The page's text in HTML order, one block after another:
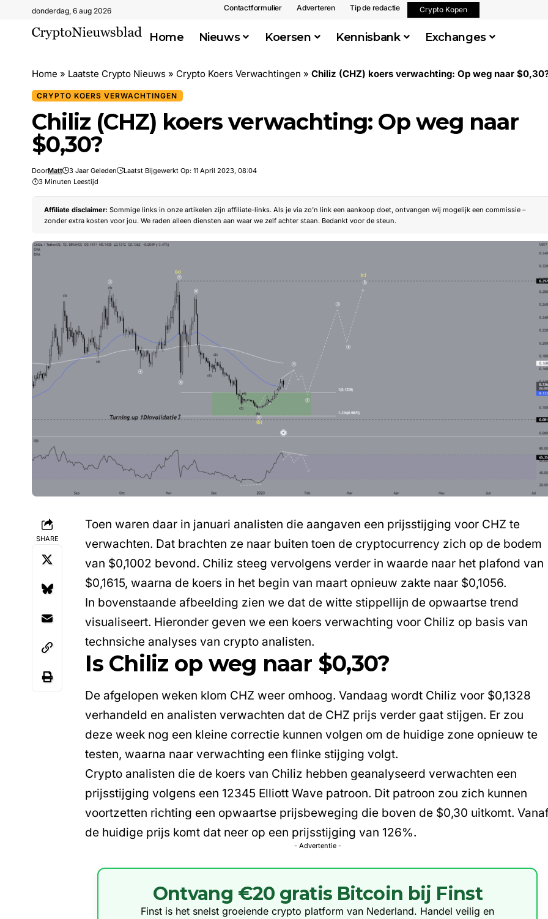
donderdag, 6 aug 2026 Contactformulier Adverteren Tip de redactie Crypto Kopen
Home Nieuws Koersen Kennisbank Exchanges
Home » Laatste Crypto Nieuws » Crypto Koers Verwachtingen » Chiliz (CHZ) koers verwachting: Op weg naar
CRYPTO KOERS VERWACHTINGEN
Chiliz (CHZ) koers verwachting: Op weg naar
$0,30?
DoorMatt 3 Jaar Geleden
Laatst Bijgewerkt Op: 11 April 2023, 08:04
3 Minuten Leestijd
Affiliate disclaimer: Sommige links in onze artikelen zijn affiliate-links. Als je via zo’n link een aankoop doet, ontvangen wij mogelijk een commissie –
zonder extra kosten voor jou. We raden alleen diensten aan waar we zelf achter staan. Bedankt voor de steun.
SHARE
Toen waren daar in januari analisten die aangaven een prijsstijging voor CHZ te
verwachten. Dat brachten ze naar buiten toen de cryptocurrency zich op de bodem
van $0,1002 bevond. Chiliz steeg vervolgens verder in waarde naar het plafond van
$0,1615, waarna de koers in het begin van maart opnieuw zakte naar $0,1056.
In bovenstaande afbeelding zien we dat de witte stippellijn de opwaartse trend
visualiseert. Hieronder geven we een koers verwachting voor Chiliz op basis van
technsiche analyses van crypto analisten.
Is Chiliz op weg naar $0,30?
De afgelopen weken klom CHZ weer omhoog. Vandaag wordt Chiliz voor $0,1328
verhandeld en analisten verwachten dat de CHZ prijs verder gaat stijgen. Er zou
deze week nog een kleine correctie kunnen volgen om de huidige zone opnieuw te
testen, waarna naar verwachting een flinke stijging volgt.
Crypto analisten die de koers van Chiliz hebben geanalyseerd verwachten een
prijsstijging volgens een 12345 Elliott Wave patroon. Dit patroon zou zich kunnen
voortzetten richting een opwaartse prijsbeweging die boven de $0,30 uitkomt.
de huidige prijs komt dat neer op een prijsstijging van 126%.
- Advertentie -
Ontvang €20 gratis Bitcoin bij Finst
Finst is het snelst groeiende crypto platform van Nederland. Handel veilig en